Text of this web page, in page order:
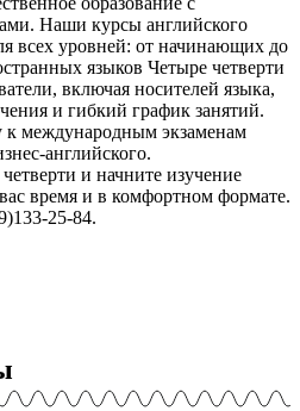
Наши курсы английского
всех уровней: от начинающих до
языков Четыре четверти
включая носителей языка,
и гибкий график занятий.
к международным экзаменам
английского.
и начните изучение
время и в комфортном формате.
25-84.